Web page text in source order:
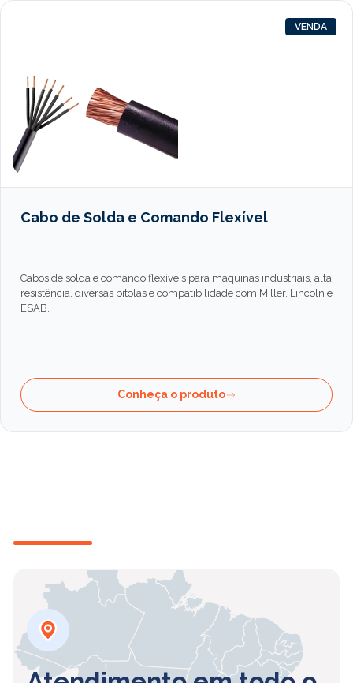
VENDA
Cabo de Solda e Comando Flexível
Cabos de solda e comando flexíveis para máquinas industriais, alta
resistência, diversas bitolas e compatibilidade com Miller, Lincoln e
ESAB.
Conheça o produto